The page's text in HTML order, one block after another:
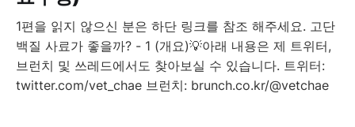
1편을 읽지 않으신 분은 하단 링크를 참조 해주세요. 고단
백질 사료가 좋을까? - 1 (개요)💡아래 내용은 제 트위터,
브런치 및 쓰레드에서도 찾아보실 수 있습니다. 트위터:
twitter.com/vet_chae 브런치: brunch.co.kr/@vetchae